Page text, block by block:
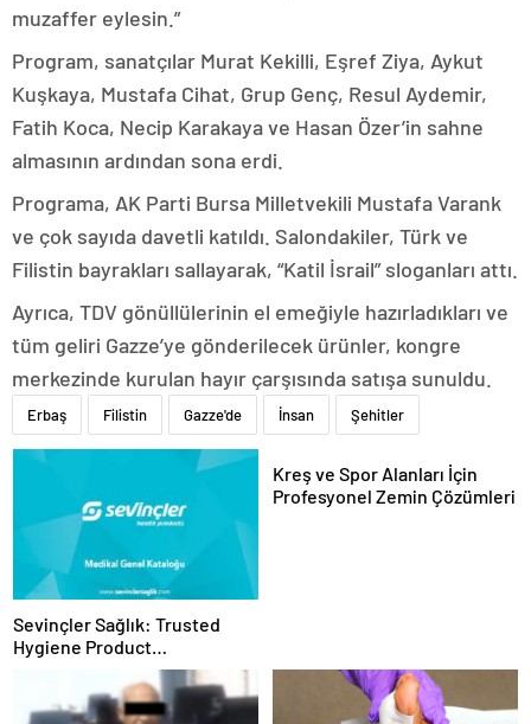
muzaffer eylesin.”
Program, sanatçılar Murat Kekilli, Eşref Ziya, Aykut
Kuşkaya, Mustafa Cihat, Grup Genç, Resul Aydemir,
Fatih Koca, Necip Karakaya ve Hasan Özer’in sahne
almasının ardından sona erdi.
Programa, AK Parti Bursa Milletvekili Mustafa Varank
ve çok sayıda davetli katıldı. Salondakiler, Türk ve
Filistin bayrakları sallayarak, “Katil İsrail” sloganları attı.
Ayrıca, TDV gönüllülerinin el emeğiyle hazırladıkları ve
tüm geliri Gazze’ye gönderilecek ürünler, kongre
merkezinde kurulan hayır çarşısında satışa sunuldu.
Erbaş Filistin Gazze'de İnsan Şehitler
Sevinçler Sağlık: Trusted
Hygiene Product
Manufacturer in Turkey
Kreş ve Spor Alanları İçin
Profesyonel Zemin Çözümleri